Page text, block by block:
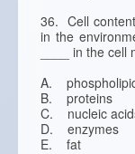
36. Cell
in the
____ in the
A.
B. proteins
C. nucleic
D. enzymes
E. fat